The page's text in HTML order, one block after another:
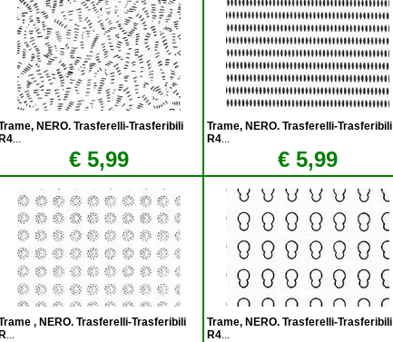
NERO. Trasferelli-Trasferibili
R4...
€ 5,99
Trame, NERO. Trasferelli-Trasferibili
R4...
€ 5,99
, NERO. Trasferelli-Trasferibili
R...
Trame, NERO. Trasferelli-Trasferibili
R4...